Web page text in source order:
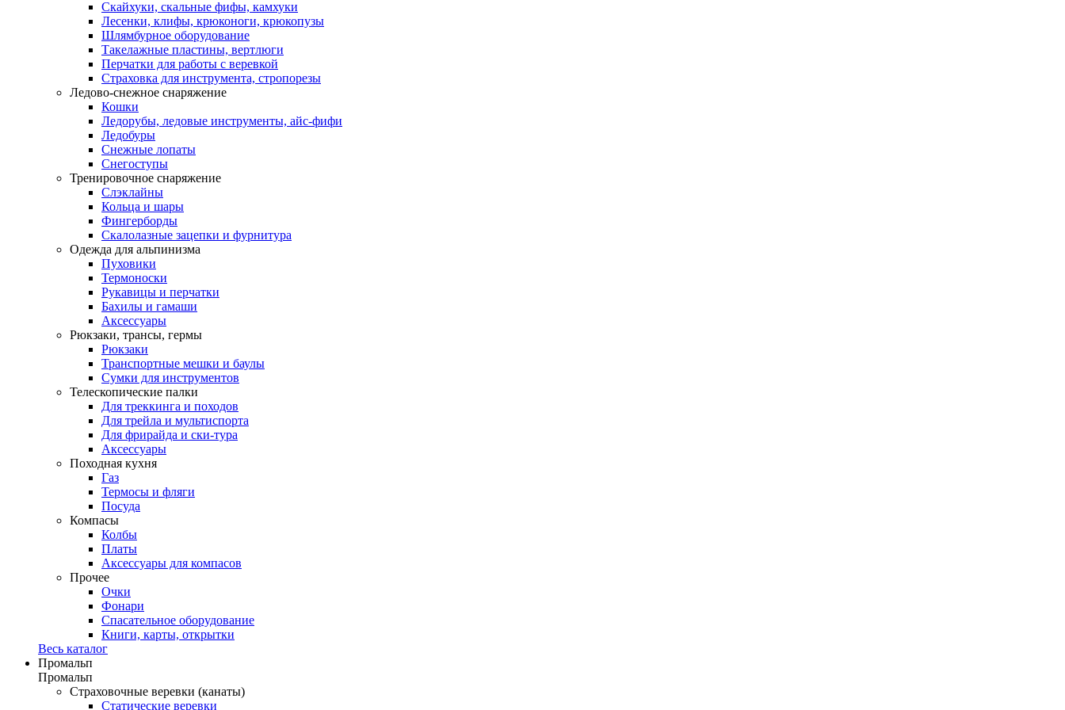
Скайхуки, скальные фифы, камхуки
Лесенки, клифы, крюконоги, крюкопузы
Шлямбурное оборудование
Такелажные пластины, вертлюги
Перчатки для работы с веревкой
Страховка для инструмента, стропорезы
Ледово-снежное снаряжение
Кошки
Ледорубы, ледовые инструменты, айс-фифи
Ледобуры
Снежные лопаты
Снегоступы
Тренировочное снаряжение
Слэклайны
Кольца и шары
Фингерборды
Скалолазные зацепки и фурнитура
Одежда для альпинизма
Пуховики
Термоноски
Рукавицы и перчатки
Бахилы и гамаши
Аксессуары
Рюкзаки, трансы, гермы
Рюкзаки
Транспортные мешки и баулы
Сумки для инструментов
Телескопические палки
Для треккинга и походов
Для трейла и мультиспорта
Для фрирайда и ски-тура
Аксессуары
Походная кухня
Газ
Термосы и фляги
Посуда
Компасы
Колбы
Платы
Аксессуары для компасов
Прочее
Очки
Фонари
Спасательное оборудование
Книги, карты, открытки
Весь каталог
Промальп
Промальп
Страховочные веревки (канаты)
Статические веревки